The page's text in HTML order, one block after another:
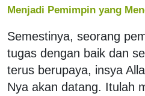
Menjadi Pemimpin yang
Semestinya, seorang
tugas dengan baik dan
terus berupaya, insya
Nya akan datang. Itulah